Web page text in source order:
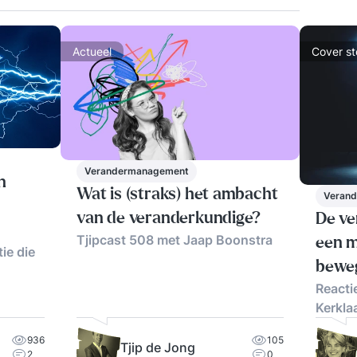
die
936
2
Actueel
Verandermanagement
Wat is (straks) het ambacht
van de veranderkundige?
Tjipcast 508 met Jaap Boonstra
Tjip de Jong
105
0
Cover
De
een